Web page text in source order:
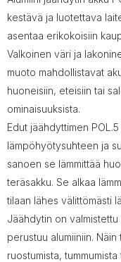
kestävä ja luotettava
asentaa erikokoisiin
Valkoinen väri ja
muoto mahdollistavat
huoneisiin, eteisiin tai
ominaisuuksista.
Edut jäähdyttimen
lämpöhyötysuhteen ja
sanoen se lämmittää
teräsakku. Se alkaa
tilaan lähes välittömästi
Jäähdytin on
perustuu alumiiniin.
ruostumista,